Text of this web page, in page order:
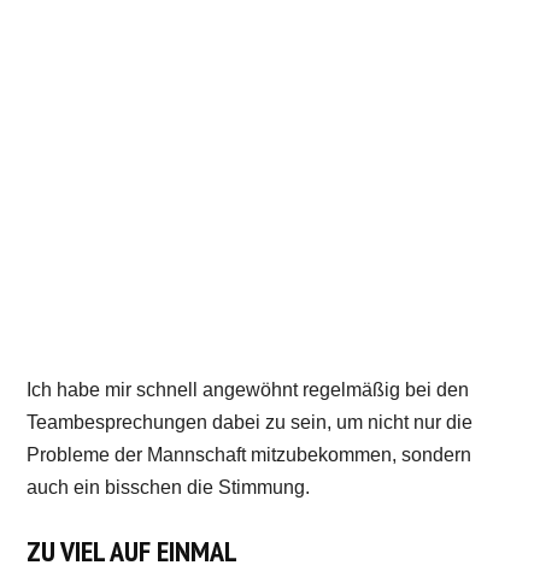
Ich habe mir schnell angewöhnt regelmäßig bei den
Teambesprechungen dabei zu sein, um nicht nur die
Probleme der Mannschaft mitzubekommen, sondern
auch ein bisschen die Stimmung.
ZU VIEL AUF EINMAL